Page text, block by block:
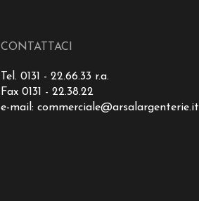
CONTATTACI
Tel. 0131 - 22.66.33 r.a.
Fax 0131 - 22.38.22
e-mail: commerciale@arsalargenterie.it